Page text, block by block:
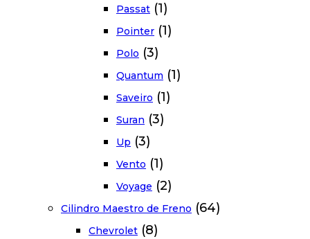
Passat (1)
Pointer (1)
Polo (3)
Quantum (1)
Saveiro (1)
Suran (3)
Up (3)
Vento (1)
Voyage (2)
Cilindro Maestro de Freno (64)
Chevrolet (8)